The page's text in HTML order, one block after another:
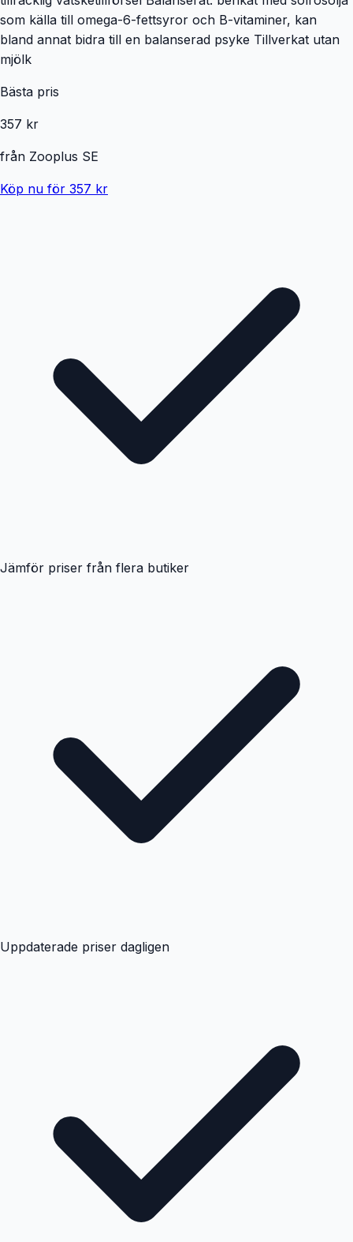
som källa till omega-6-fettsyror och B-vitaminer, kan
bland annat bidra till en balanserad psyke Tillverkat utan
mjölk
Bästa pris
357 kr
från Zooplus SE
Köp nu för 357 kr
Jämför priser från flera butiker
Uppdaterade priser dagligen